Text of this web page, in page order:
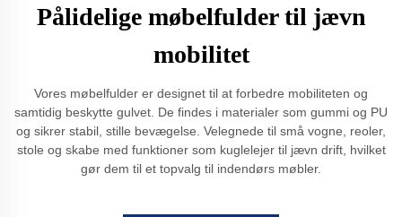
Pålidelige møbelfulder til jævn
mobilitet
Vores møbelfulder er designet til at forbedre mobiliteten og
samtidig beskytte gulvet. De findes i materialer som gummi og PU
og sikrer stabil, stille bevægelse. Velegnede til små vogne, reoler,
stole og skabe med funktioner som kuglelejer til jævn drift, hvilket
gør dem til et topvalg til indendørs møbler.